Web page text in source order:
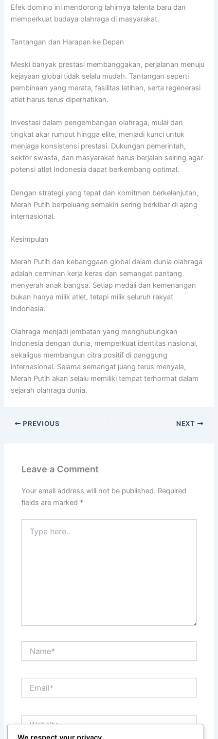
Efek domino ini mendorong lahirnya talenta baru dan
memperkuat budaya olahraga di masyarakat.
Tantangan dan Harapan ke Depan
Meski banyak prestasi membanggakan, perjalanan menuju
kejayaan global tidak selalu mudah. Tantangan seperti
pembinaan yang merata, fasilitas latihan, serta regenerasi
atlet harus terus diperhatikan.
Investasi dalam pengembangan olahraga, mulai dari
tingkat akar rumput hingga elite, menjadi kunci untuk
menjaga konsistensi prestasi. Dukungan pemerintah,
sektor swasta, dan masyarakat harus berjalan seiring agar
potensi atlet Indonesia dapat berkembang optimal.
Dengan strategi yang tepat dan komitmen berkelanjutan,
Merah Putih berpeluang semakin sering berkibar di ajang
internasional.
Kesimpulan
Merah Putih dan kebanggaan global dalam dunia olahraga
adalah cerminan kerja keras dan semangat pantang
menyerah anak bangsa. Setiap medali dan kemenangan
bukan hanya milik atlet, tetapi milik seluruh rakyat
Indonesia.
Olahraga menjadi jembatan yang menghubungkan
Indonesia dengan dunia, memperkuat identitas nasional,
sekaligus membangun citra positif di panggung
internasional. Selama semangat juang terus menyala,
Merah Putih akan selalu memiliki tempat terhormat dalam
sejarah olahraga dunia.
PREVIOUS NEXT
Leave a Comment
Your email address will not be published. Required
fields are marked *
here..